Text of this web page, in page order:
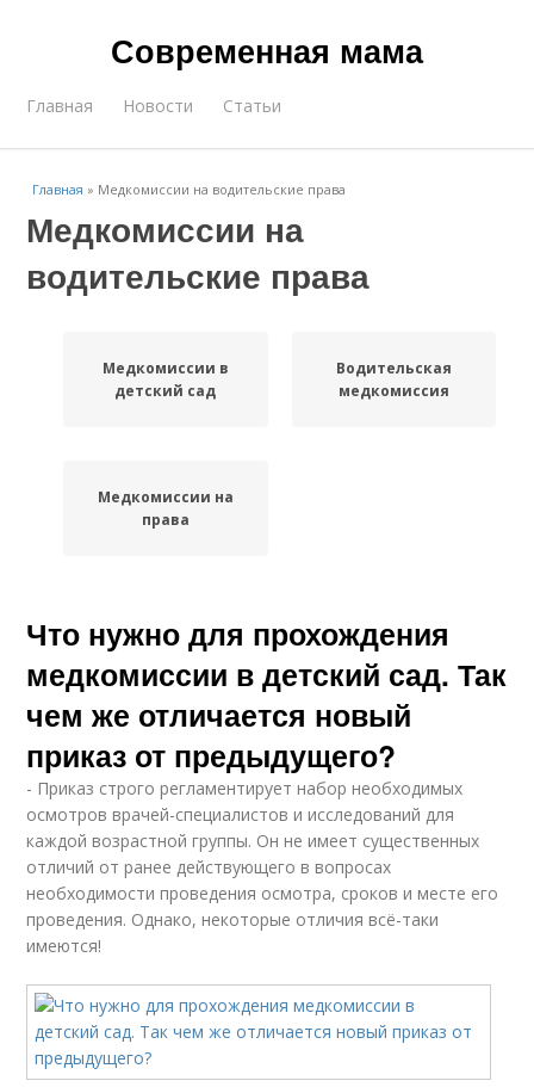
Современная мама
Главная Новости Статьи
Главная » Медкомиссии на водительские права
Медкомиссии на
водительские права
Медкомиссии в
детский сад
Водительская
медкомиссия
Медкомиссии на
права
Что нужно для прохождения
медкомиссии в детский сад. Так
чем же отличается новый
приказ от предыдущего?
- Приказ строго регламентирует набор необходимых
осмотров врачей-специалистов и исследований для
каждой возрастной группы. Он не имеет существенных
отличий от ранее действующего в вопросах
необходимости проведения осмотра, сроков и месте его
проведения. Однако, некоторые отличия всё-таки
имеются!